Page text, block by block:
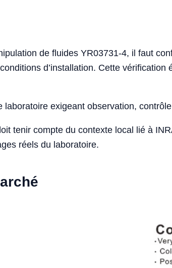
de fluides YR03731-4, il faut
d’installation. Cette
laboratoire exigeant observation,
tenir compte du contexte local lié à
réels du laboratoire.